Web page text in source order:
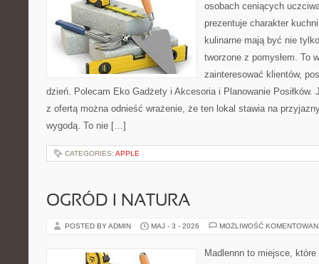
osobach ceniących
prezentuje charakter
kulinarne mają być nie
tworzone z pomysłem. To
zainteresować klientów,
dzień. Polecam Eko Gadżety i Akcesoria i Planowanie Posiłków.
z ofertą można odnieść wrażenie, że ten lokal stawia na
wygodą. To nie […]
CATEGORIES: APPLE
OGRÓD I NATURA
POSTED BY ADMIN MAJ - 3 - 2026 MOŻLIWOŚĆ
Madlennn to miejsce,